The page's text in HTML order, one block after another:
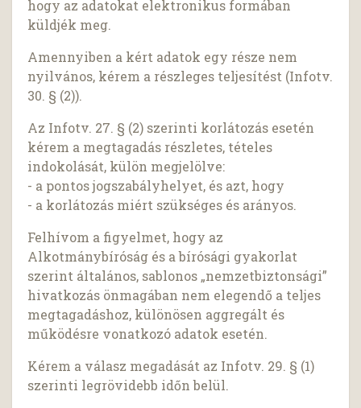
hogy az adatokat elektronikus formában
küldjék meg.
Amennyiben a kért adatok egy része nem
nyilvános, kérem a részleges teljesítést (Infotv.
30. § (2)).
Az Infotv. 27. § (2) szerinti korlátozás esetén
kérem a megtagadás részletes, tételes
indokolását, külön megjelölve:
- a pontos jogszabályhelyet, és azt, hogy
- a korlátozás miért szükséges és arányos.
Felhívom a figyelmet, hogy az
Alkotmánybíróság és a bírósági gyakorlat
szerint általános, sablonos „nemzetbiztonsági”
hivatkozás önmagában nem elegendő a teljes
megtagadáshoz, különösen aggregált és
működésre vonatkozó adatok esetén.
Kérem a válasz megadását az Infotv. 29. § (1)
szerinti legrövidebb időn belül.